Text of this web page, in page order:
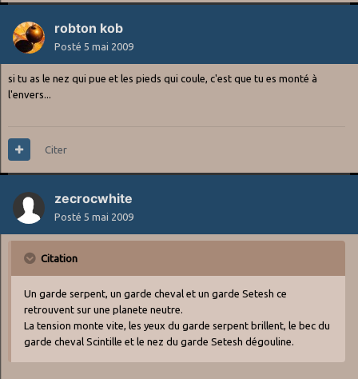
robton kob
Posté 5 mai 2009
si tu as le nez qui pue et les pieds qui coule, c'est que tu es monté à
l'envers...
Citer
zecrocwhite
Posté 5 mai 2009
Citation
Un garde serpent, un garde cheval et un garde Setesh ce
retrouvent sur une planete neutre.
La tension monte vite, les yeux du garde serpent brillent, le bec du
garde cheval Scintille et le nez du garde Setesh dégouline.